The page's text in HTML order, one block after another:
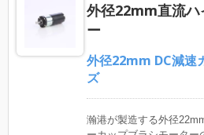
せることができます。
ーターの検索がある場合
外径22mm直流ハ
ー
外径22mm DC減速
ズ
瀚港が製造する外径